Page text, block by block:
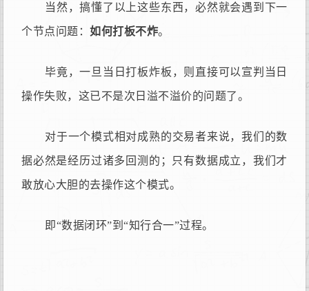
当然，搞懂了以上这些东西，必然就会遇到下一
个节点问题： 如何打板不炸。
毕竟，一旦当日打板炸板，则直接可以宣判当日
操作失败，这已不是次日溢不溢价的问题了。
对于一个模式相对成熟的交易者来说，我们的数
据必然是经历过诸多回测的；只有数据成立，我们才
敢放心大胆的去操作这个模式。
即“数据闭环”到“知行合一”过程。